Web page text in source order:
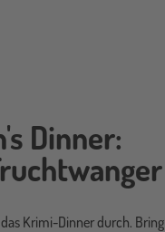
Dinner:
Krimi-Dinner durch. Bring